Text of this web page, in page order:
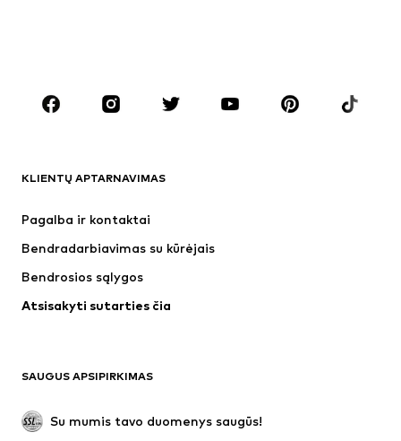
Aksesuarai
Premium
Naujienos
Apatiniai
Paltai
Proginiai
Išskirtiniai
KLIENTŲ APTARNAVIMAS
Pagalba ir kontaktai
Bendradarbiavimas su kūrėjais
Bendrosios sąlygos
Atsisakyti sutarties čia
SAUGUS APSIPIRKIMAS
Su mumis tavo duomenys saugūs!